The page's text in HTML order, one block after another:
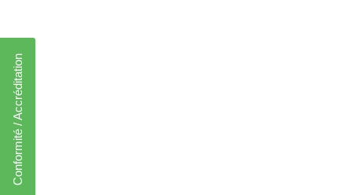
Conformité / Accréditation